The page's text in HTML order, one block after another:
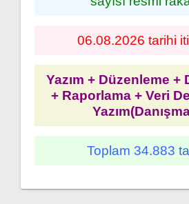
06.08.2026 tarihi
Yazım + Düzenleme +
+ Raporlama + Veri
Toplam 34.883